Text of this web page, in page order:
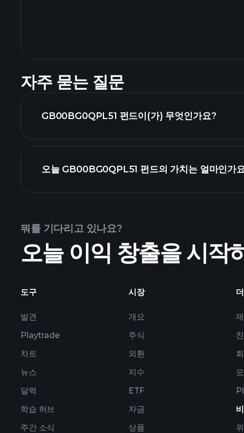
자주 묻는 질문
GB00BG0QPL51 펀드이(가) 무엇인가요?
오늘 GB00BG0QPL51 펀드의 가치는 얼마인가
고급 차트
뭐를 기다리고 있나요?
오늘 이익 창출을 시작
도구
발견
Playtrade
차트
뉴스
달력
학습 허브
주간 소식
시장
개요
주식
외환
지수
ETF
자금
상품
더